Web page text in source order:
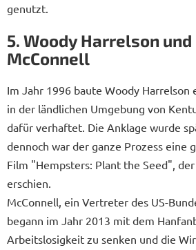
genutzt.
5. Woody Harrelson
McConnell
Im Jahr 1996 baute Woody Harrelson
in der ländlichen Umgebung von
dafür verhaftet. Die Anklage wurde
dennoch war der ganze Prozess eine
Film "Hempsters: Plant the Seed",
erschien.
McConnell, ein Vertreter des US-
begann im Jahr 2013 mit dem
Arbeitslosigkeit zu senken und die